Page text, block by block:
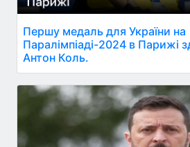
Першу медаль для України на
Паралімпіаді-2024 в Парижі
Антон Коль.